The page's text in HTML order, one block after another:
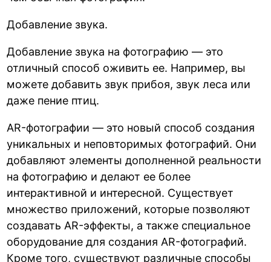
Добавление звука.
Добавление звука на фотографию — это
отличный способ оживить ее. Например, вы
можете добавить звук прибоя, звук леса или
даже пение птиц.
AR-фотографии — это новый способ создания
уникальных и неповторимых фотографий. Они
добавляют элементы дополненной реальности
на фотографию и делают ее более
интерактивной и интересной. Существует
множество приложений, которые позволяют
создавать AR-эффекты, а также специальное
оборудование для создания AR-фотографий.
Кроме того, существуют различные способы